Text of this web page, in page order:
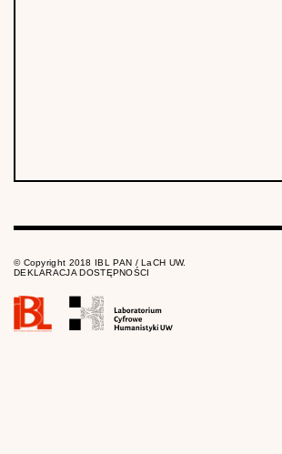
© Copyright 2018 IBL PAN / LaCH UW.
DEKLARACJA DOSTĘPNOŚCI